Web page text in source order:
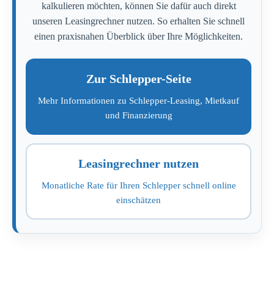
kalkulieren möchten, können Sie dafür auch direkt
unseren Leasingrechner nutzen. So erhalten Sie schnell
einen praxisnahen Überblick über Ihre Möglichkeiten.
Zur Schlepper-Seite
Mehr Informationen zu Schlepper-Leasing, Mietkauf
und Finanzierung
Leasingrechner nutzen
Monatliche Rate für Ihren Schlepper schnell online
einschätzen